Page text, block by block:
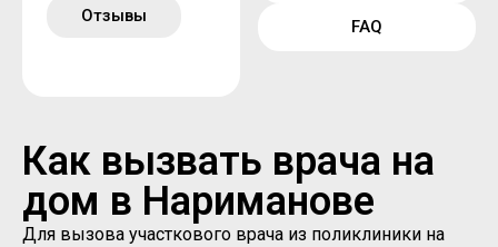
Отзывы
FAQ
Как вызвать врача на
дом в Нариманове
Для вызова участкового врача из поликлиники на